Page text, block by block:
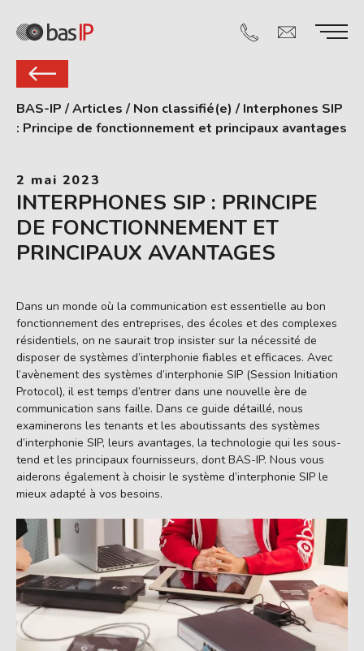
BAS-IP /Articles / Non classifié(e) / Interphones SIP
: Principe de fonctionnement et principaux avantages
2 mai 2023
INTERPHONES SIP : PRINCIPE
DE FONCTIONNEMENT ET
PRINCIPAUX AVANTAGES
Dans un monde où la communication est essentielle au bon
fonctionnement des entreprises, des écoles et des complexes
résidentiels, on ne saurait trop insister sur la nécessité de
disposer de systèmes d’interphonie fiables et efficaces. Avec
l’avènement des systèmes d’interphonie SIP (Session Initiation
Protocol), il est temps d’entrer dans une nouvelle ère de
communication sans faille. Dans ce guide détaillé, nous
examinerons les tenants et les aboutissants des systèmes
d’interphonie SIP, leurs avantages, la technologie qui les sous-
tend et les principaux fournisseurs, dont BAS-IP. Nous vous
aiderons également à choisir le système d’interphonie SIP le
mieux adapté à vos besoins.